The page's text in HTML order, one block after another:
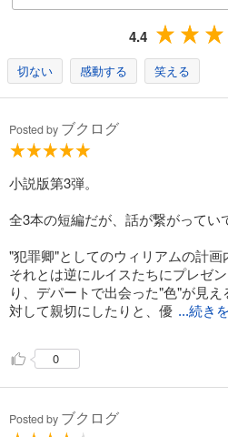
4.4
切ない 感動する 笑える
Posted by ブクログ
小説版第3弾。
全3本の短編だが、話が繋がってい
"犯罪卿"としてのウィリアムの計画
それとは逆にルイスたちにプレゼ
り、デパートで出会った"色"が見
対して親切にしたりと、優 ...続き
0
Posted by ブクログ